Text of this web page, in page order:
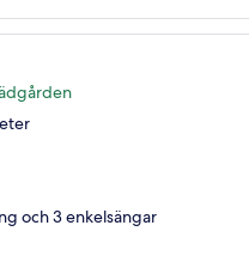
Ett rött hus
och 3 enkelsängar